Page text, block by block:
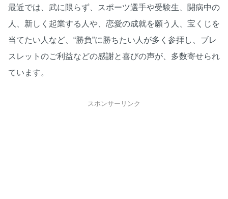
最近では、武に限らず、スポーツ選手や受験生、闘病中の
人、新しく起業する人や、恋愛の成就を願う人、宝くじを
当てたい人など、“勝負”に勝ちたい人が多く参拝し、ブレ
スレットのご利益などの感謝と喜びの声が、多数寄せられ
ています。
スポンサーリンク